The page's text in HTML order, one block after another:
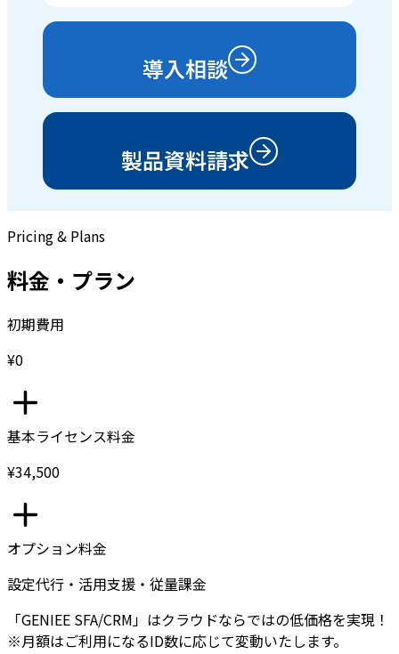
導入相談
製品資料請求
Pricing & Plans
料金・プラン
初期費用
¥0
基本ライセンス料金
¥34,500
オプション料金
設定代行・活用支援・従量課金
「GENIEE SFA/CRM」はクラウドならではの低価格を実現！
※月額はご利用になるID数に応じて変動いたします。